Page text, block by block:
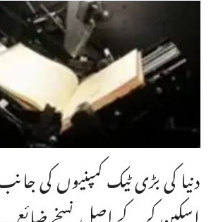
دنیا کی بڑی ٹیک کمپنیوں کی
اسکین کر کے اصل نسخے ضائع ...